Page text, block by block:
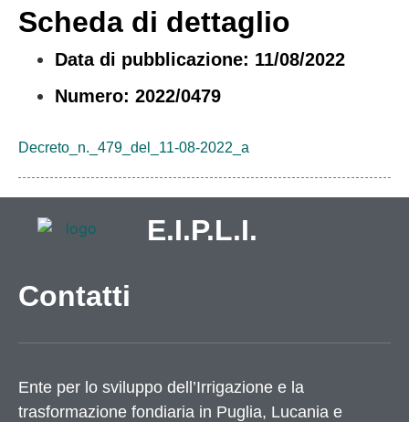
Scheda di dettaglio
Data di pubblicazione: 11/08/2022
Numero: 2022/0479
Decreto_n._479_del_11-08-2022_a
E.I.P.L.I.
Contatti
Ente per lo sviluppo dell’Irrigazione e la
trasformazione fondiaria in Puglia, Lucania e